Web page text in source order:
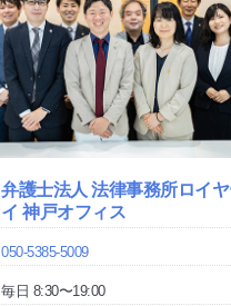
弁護士法人 法律事務所ロイ
イ 神戸オフィス
050-5385-5009
毎日 8:30〜19:00